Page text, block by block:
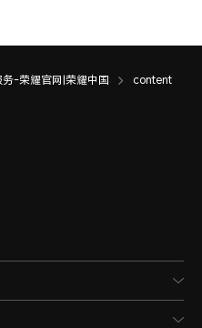
-荣耀官网|荣耀中国 content